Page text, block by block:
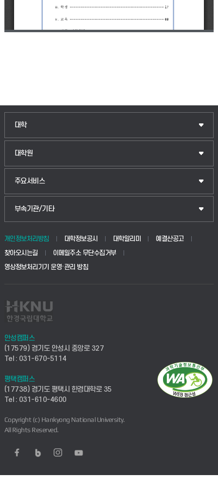
대학
대학원
주요서비스
부속기관/기타
개인정보처리방침 대학정보공시 대학알리미
예결산공고
찾아오시는길
이메일주소 무단수집거부
영상정보처리기기 운영·관리 방침
안성캠퍼스
(17579) 경기도 안성시 중앙로 327
Tel : 031-670-5114
평택캠퍼스
(17738) 경기도 평택시 한경대학로 35
Tel : 031-610-4600
Copyright (c) Hankyong National University.
All Rights Reserved.